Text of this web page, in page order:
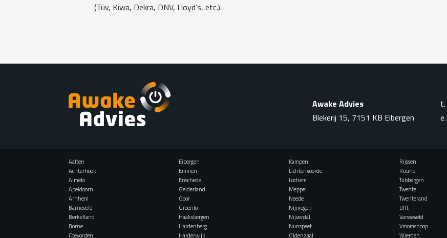
(Tüv, Kiwa, Dekra, DNV, Lloyd’s, etc.).
Awake Advies
Blekerij 15, 7151 KB Eibergen
t.
e.
Aalten
Achterhoek
Almelo
Apeldoorn
Arnhem
Barneveld
Berkelland
Borne
Coevorden
Eibergen
Emmen
Enschede
Gelderland
Goor
Groenlo
Haaksbergen
Hardenberg
Harderwijk
Kampen
Lichtenvoorde
Lochem
Meppel
Neede
Nijmegen
Nijverdal
Nunspeet
Oldenzaal
Rijssen
Ruurlo
Tubbergen
Twente
Twenterand
Ulft
Varsseveld
Vroomshoop
Wierden